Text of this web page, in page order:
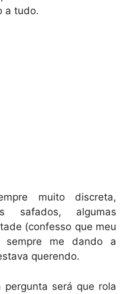
a tudo.
muito discreta,
safados, algumas
(confesso que meu
sempre me dando a
querendo.
pergunta será que rola